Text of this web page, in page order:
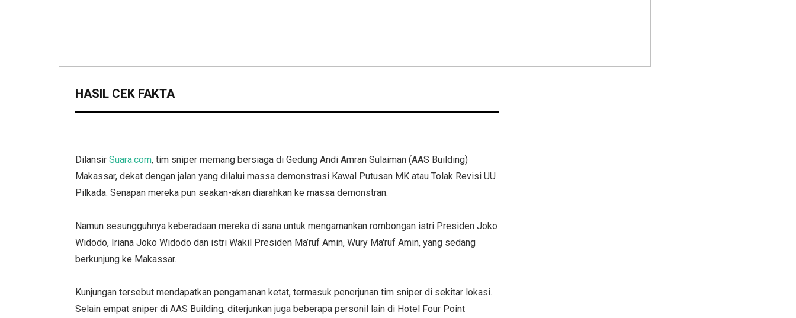
HASIL CEK FAKTA
DilansirSuara.com, tim sniper memang bersiaga di Gedung Andi Amran Sulaiman (AAS Building)
Makassar, dekat dengan jalan yang dilalui massa demonstrasi Kawal Putusan MK atau Tolak Revisi UU
Pilkada. Senapan mereka pun seakan-akan diarahkan ke massa demonstran.
Namun sesungguhnya keberadaan mereka di sana untuk mengamankan rombongan istri Presiden Joko
Widodo, Iriana Joko Widodo dan istri Wakil Presiden Ma’ruf Amin, Wury Ma'ruf Amin, yang sedang
berkunjung ke Makassar.
Kunjungan tersebut mendapatkan pengamanan ketat, termasuk penerjunan tim sniper di sekitar lokasi.
Selain empat sniper di AAS Building, diterjunkan juga beberapa personil lain di Hotel Four Point